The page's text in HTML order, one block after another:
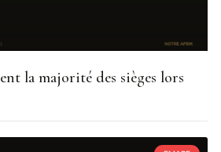
la majorité des sièges lors